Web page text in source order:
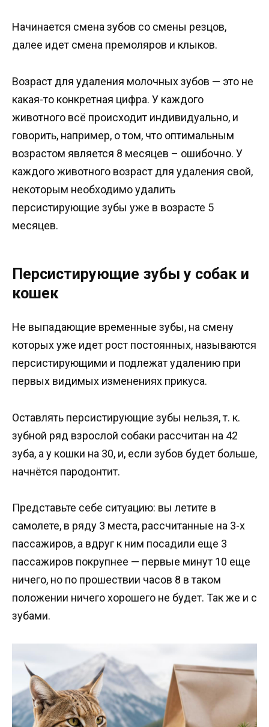
Начинается смена зубов со смены резцов,
далее идет смена премоляров и клыков.
Возраст для удаления молочных зубов — это не
какая-то конкретная цифра. У каждого
животного всё происходит индивидуально, и
говорить, например, о том, что оптимальным
возрастом является 8 месяцев – ошибочно. У
каждого животного возраст для удаления свой,
некоторым необходимо удалить
персистирующие зубы уже в возрасте 5
месяцев.
Персистирующие зубы у собак и
кошек
Не выпадающие временные зубы, на смену
которых уже идет рост постоянных, называются
персистирующими и подлежат удалению при
первых видимых изменениях прикуса.
Оставлять персистирующие зубы нельзя, т. к.
зубной ряд взрослой собаки рассчитан на 42
зуба, а у кошки на 30, и, если зубов будет больше,
начнётся пародонтит.
Представьте себе ситуацию: вы летите в
самолете, в ряду 3 места, рассчитанные на 3-х
пассажиров, а вдруг к ним посадили еще 3
пассажиров покрупнее — первые минут 10 еще
ничего, но по прошествии часов 8 в таком
положении ничего хорошего не будет. Так же и с
зубами.